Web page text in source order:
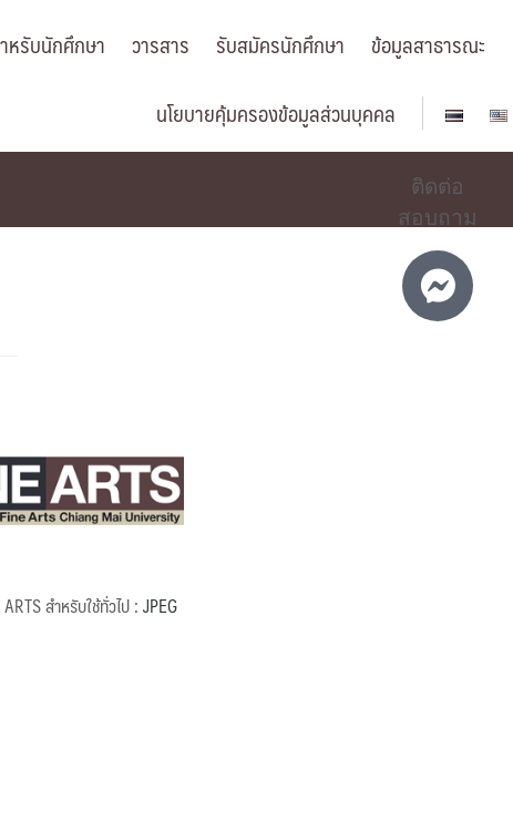
หรับนักศึกษา วารสาร รับสมัครนักศึกษา
ข้อมูลสาธารณะ
นโยบายคุ้มครองข้อมูลส่วนบุคคล
สำหรับใช้ทั่วไป :JPEG
ติดต่อ
สอบถาม